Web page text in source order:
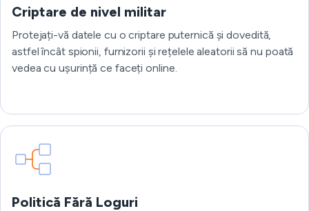
Criptare de nivel militar
Protejați-vă datele cu o criptare puternică și dovedită,
astfel încât spionii, furnizorii și rețelele aleatorii să nu poată
vedea cu ușurință ce faceți online.
Politică Fără Loguri